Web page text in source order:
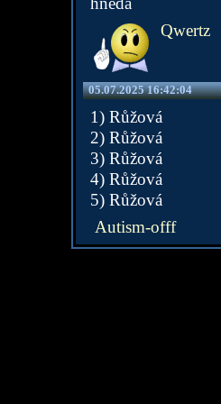
Qwertz
05.07.2025 16:42:04
1) Růžová
2) Růžová
3) Růžová
4) Růžová
5) Růžová
Autism-offf